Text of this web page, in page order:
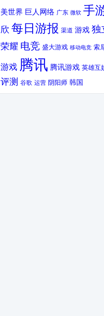
美世界 巨人网络 广东 微软 手
欣 每日游报 渠道 游戏 独
荣耀 电竞 盛大游戏 移动电竞 索
游戏 腾讯 腾讯游戏 英雄互
评测 谷歌 运营 阴阳师 韩国